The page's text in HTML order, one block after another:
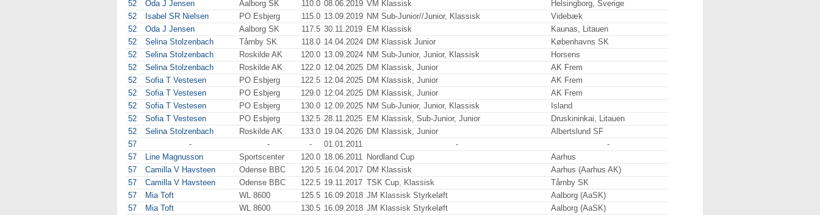
52
Oda J Jensen Aalborg SK 110.0 08.06.2019 VM Klassisk
Helsingborg, Sverige
52
Isabel SR Nielsen PO Esbjerg 115.0 13.09.2019 NM Sub-Junior//Junior, Klassisk
Videbæk
52
Oda J Jensen Aalborg SK 117.5 30.11.2019 EM Klassisk
Kaunas, Litauen
52
Selina Stolzenbach Tårnby SK 118.0 14.04.2024 DM Klassisk Junior
Københavns SK
52
Selina Stolzenbach Roskilde AK 120.0 13.09.2024 NM Sub-Junior, Junior, Klassisk
Horsens
52
Selina Stolzenbach Roskilde AK 122.0 12.04.2025 DM Klassisk, Junior
AK Frem
52
Sofia T Vestesen PO Esbjerg 122.5 12.04.2025 DM Klassisk, Junior
AK Frem
52
Sofia T Vestesen PO Esbjerg 129.0 12.04.2025 DM Klassisk, Junior
AK Frem
52
Sofia T Vestesen PO Esbjerg 130.0 12.09.2025 NM Sub-Junior, Junior, Klassisk
Island
52
Sofia T Vestesen PO Esbjerg 132.5 28.11.2025 EM Klassisk, Sub-Junior, Junior
Druskininkai, Litauen
52
Selina Stolzenbach Roskilde AK 133.0 19.04.2026 DM Klassisk, Junior
Albertslund SF
57
- - - 01.01.2011 -
-
57
Line Magnusson Sportscenter 120.0 18.06.2011 Nordland Cup
Aarhus
57
Camilla V Havsteen Odense BBC 120.5 16.04.2017 DM Klassisk
Aarhus (Aarhus AK)
57
Camilla V Havsteen Odense BBC 122.5 19.11.2017 TSK Cup, Klassisk
Tårnby SK
57
Mia Toft WL 8600 125.5 16.09.2018 JM Klassisk Styrkeløft
Aalborg (AaSK)
57
Mia Toft WL 8600 130.5 16.09.2018 JM Klassisk Styrkeløft
Aalborg (AaSK)